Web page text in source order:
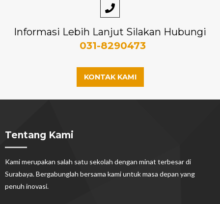
Informasi Lebih Lanjut Silakan Hubungi
031-8290473
KONTAK KAMI
Tentang Kami
Kami merupakan salah satu sekolah dengan minat terbesar di
Surabaya. Bergabunglah bersama kami untuk masa depan yang
penuh inovasi.